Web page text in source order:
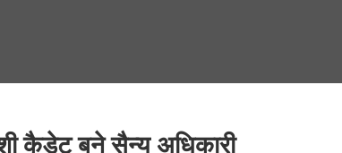
कैडेट बने सैन्य अधिकारी